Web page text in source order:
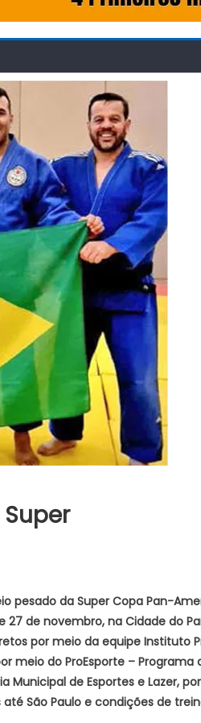
pesado da Super Copa Pan-
27 de novembro, na Cidade do
por meio da equipe Instituto
meio do ProEsporte – Programa
Municipal de Esportes e Lazer,
São Paulo e condições de